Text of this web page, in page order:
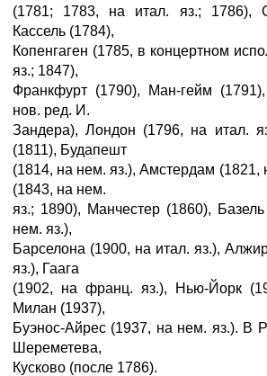
(1781; 1783, на итал. яз.; 1786),
Кассель (1784),
Копенгаген (1785, в концертном
яз.; 1847),
Франкфурт (1790), Ман-гейм
нов. ред. И.
Зандера), Лондон (1796, на итал.
(1811), Будапешт
(1814, на нем. яз.), Амстердам (1821,
(1843, на нем.
яз.; 1890), Манчестер (1860),
нем. яз.),
Барселона (1900, на итал. яз.),
яз.), Гаага
(1902, на франц. яз.), Нью-Йорк
Милан (1937),
Буэнос-Айрес (1937, на нем. яз.). В
Шереметева,
Кусково (после 1786).